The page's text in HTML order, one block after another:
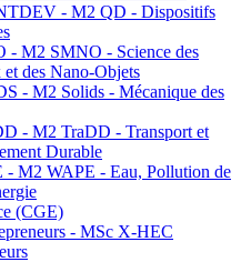
- M2 QD - Dispositifs
- M2 SMNO - Science des
des Nano-Objets
- M2 Solids - Mécanique des
- M2 TraDD - Transport et
Durable
- M2 WAPE - Eau, Pollution de
(CGE)
- MSc X-HEC